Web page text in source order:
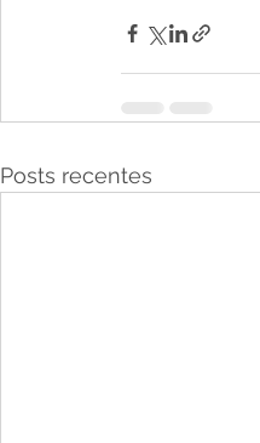
Posts recentes